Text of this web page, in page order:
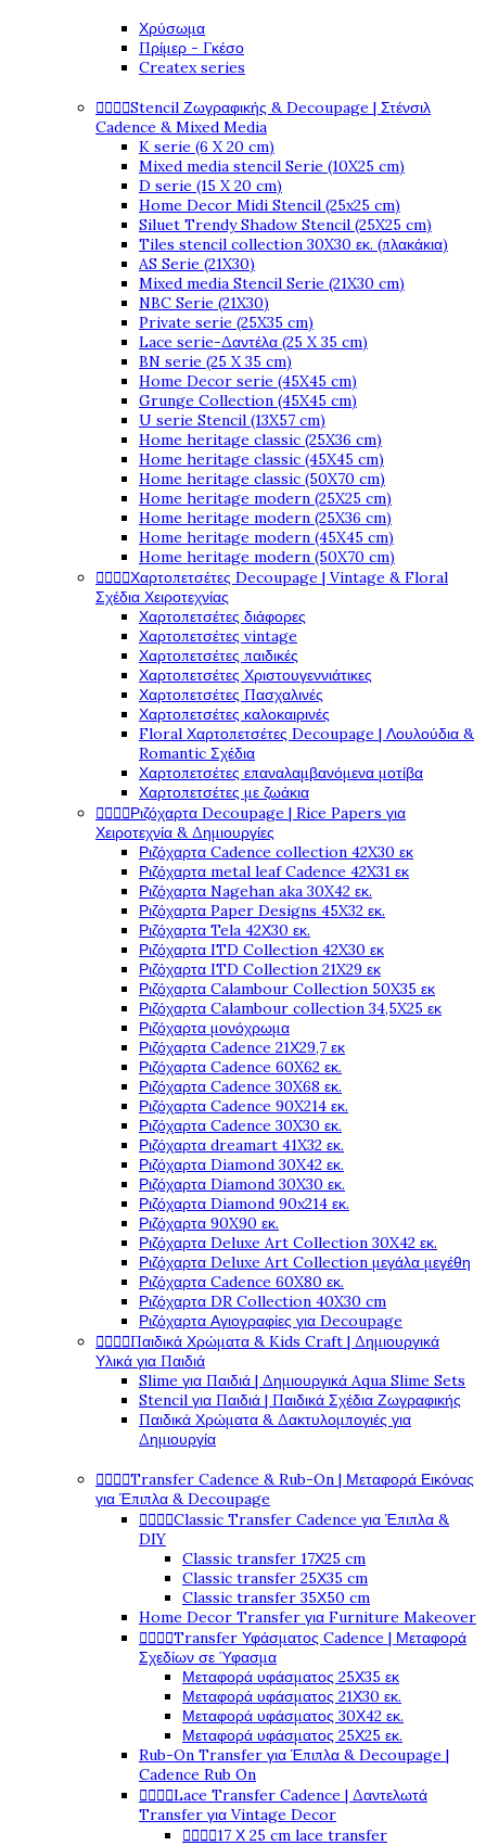
Χρύσωμα
Πρίμερ - Γκέσο
Createx series
Stencil Ζωγραφικής & Decoupage | Στένσιλ
Cadence & Mixed Media
K serie (6 X 20 cm)
Mixed media stencil Serie (10X25 cm)
D serie (15 X 20 cm)
Home Decor Midi Stencil (25x25 cm)
Siluet Trendy Shadow Stencil (25X25 cm)
Tiles stencil collection 30X30 εκ. (πλακάκια)
AS Serie (21X30)
Mixed media Stencil Serie (21X30 cm)
NBC Serie (21X30)
Private serie (25X35 cm)
Lace serie-Δαντέλα (25 X 35 cm)
BN serie (25 X 35 cm)
Home Decor serie (45X45 cm)
Grunge Collection (45X45 cm)
U serie Stencil (13X57 cm)
Home heritage classic (25X36 cm)
Home heritage classic (45X45 cm)
Home heritage classic (50X70 cm)
Home heritage modern (25X25 cm)
Home heritage modern (25X36 cm)
Home heritage modern (45X45 cm)
Home heritage modern (50X70 cm)
Χαρτοπετσέτες Decoupage | Vintage & Floral
Σχέδια Χειροτεχνίας
Χαρτοπετσέτες διάφορες
Χαρτοπετσέτες vintage
Χαρτοπετσέτες παιδικές
Χαρτοπετσέτες Χριστουγεννιάτικες
Χαρτοπετσέτες Πασχαλινές
Χαρτοπετσέτες καλοκαιρινές
Floral Χαρτοπετσέτες Decoupage | Λουλούδια &
Romantic Σχέδια
Χαρτοπετσέτες επαναλαμβανόμενα μοτίβα
Χαρτοπετσέτες με ζωάκια
Ριζόχαρτα Decoupage | Rice Papers για
Χειροτεχνία & Δημιουργίες
Ριζόχαρτα Cadence collection 42X30 εκ
Ριζόχαρτα metal leaf Cadence 42X31 εκ
Ριζόχαρτα Nagehan aka 30X42 εκ.
Ριζόχαρτα Paper Designs 45X32 εκ.
Ριζόχαρτα Tela 42Χ30 εκ.
Ριζόχαρτα ITD Collection 42X30 εκ
Ριζόχαρτα ITD Collection 21X29 εκ
Ριζόχαρτα Calambour Collection 50X35 εκ
Ριζόχαρτα Calambour collection 34,5X25 εκ
Ριζόχαρτα μονόχρωμα
Ριζόχαρτα Cadence 21Χ29,7 εκ
Ριζόχαρτα Cadence 60X62 εκ.
Ριζόχαρτα Cadence 30X68 εκ.
Ριζόχαρτα Cadence 90X214 εκ.
Ριζόχαρτα Cadence 30X30 εκ.
Ριζόχαρτα dreamart 41X32 εκ.
Ριζόχαρτα Diamond 30X42 εκ.
Ριζόχαρτα Diamond 30X30 εκ.
Ριζόχαρτα Diamond 90x214 εκ.
Ριζόχαρτα 90X90 εκ.
Ριζόχαρτα Deluxe Art Collection 30X42 εκ.
Ριζόχαρτα Deluxe Art Collection μεγάλα μεγέθη
Ριζόχαρτα Cadence 60X80 εκ.
Ριζόχαρτα DR Collection 40X30 cm
Ριζόχαρτα Αγιογραφίες για Decoupage
Παιδικά Χρώματα & Kids Craft | Δημιουργικά
Υλικά για Παιδιά
Slime για Παιδιά | Δημιουργικά Aqua Slime Sets
Stencil για Παιδιά | Παιδικά Σχέδια Ζωγραφικής
Παιδικά Χρώματα & Δακτυλομπογιές για
Δημιουργία
Transfer Cadence & Rub-On | Μεταφορά Εικόνας
για Έπιπλα & Decoupage
Classic Transfer Cadence για Έπιπλα &
DIY
Classic transfer 17Χ25 cm
Classic transfer 25Χ35 cm
Classic transfer 35Χ50 cm
Home Decor Transfer για Furniture Makeover
Transfer Υφάσματος Cadence | Μεταφορά
Σχεδίων σε Ύφασμα
Μεταφορά υφάσματος 25Χ35 εκ
Μεταφορά υφάσματος 21Χ30 εκ.
Μεταφορά υφάσματος 30Χ42 εκ.
Μεταφορά υφάσματος 25Χ25 εκ.
Rub-On Transfer για Έπιπλα & Decoupage |
Cadence Rub On
Lace Transfer Cadence | Δαντελωτά
Transfer για Vintage Decor
17 Χ 25 cm lace transfer